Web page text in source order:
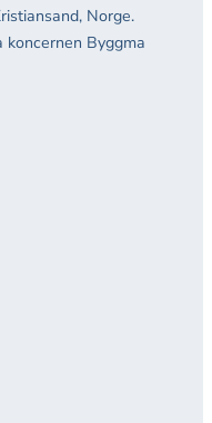
Norge.
koncernen Byggma